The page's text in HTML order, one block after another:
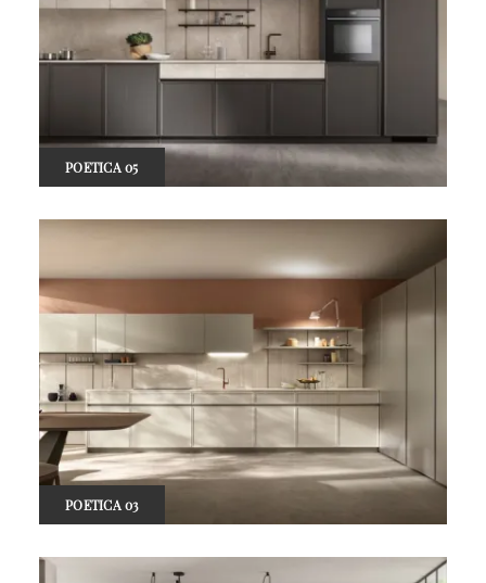
POETICA 05
POETICA 03